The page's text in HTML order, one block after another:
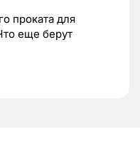
проката для
еще берут